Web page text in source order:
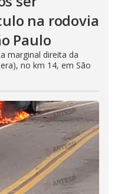
na rodovia
Paulo
marginal direita da
no km 14, em São